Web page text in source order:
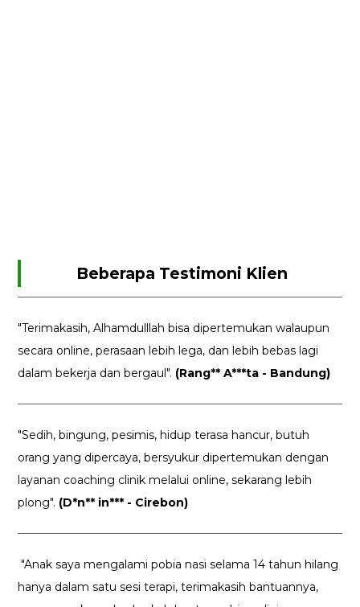
Beberapa Testimoni Klien
"Terimakasih, Alhamdulllah bisa dipertemukan walaupun
secara online, perasaan lebih lega, dan lebih bebas lagi
dalam bekerja dan bergaul". (Rang** A***ta - Bandung)
"Sedih, bingung, pesimis, hidup terasa hancur, butuh
orang yang dipercaya, bersyukur dipertemukan dengan
layanan coaching clinik melalui online, sekarang lebih
plong". (D*n** in*** - Cirebon)
"Anak saya mengalami pobia nasi selama 14 tahun hilang
hanya dalam satu sesi terapi, terimakasih bantuannya,